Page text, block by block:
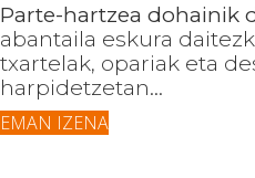
Parte-hartzea dohainik
abantaila eskura
txartelak, opariak eta
harpidetzetan...
EMAN IZENA